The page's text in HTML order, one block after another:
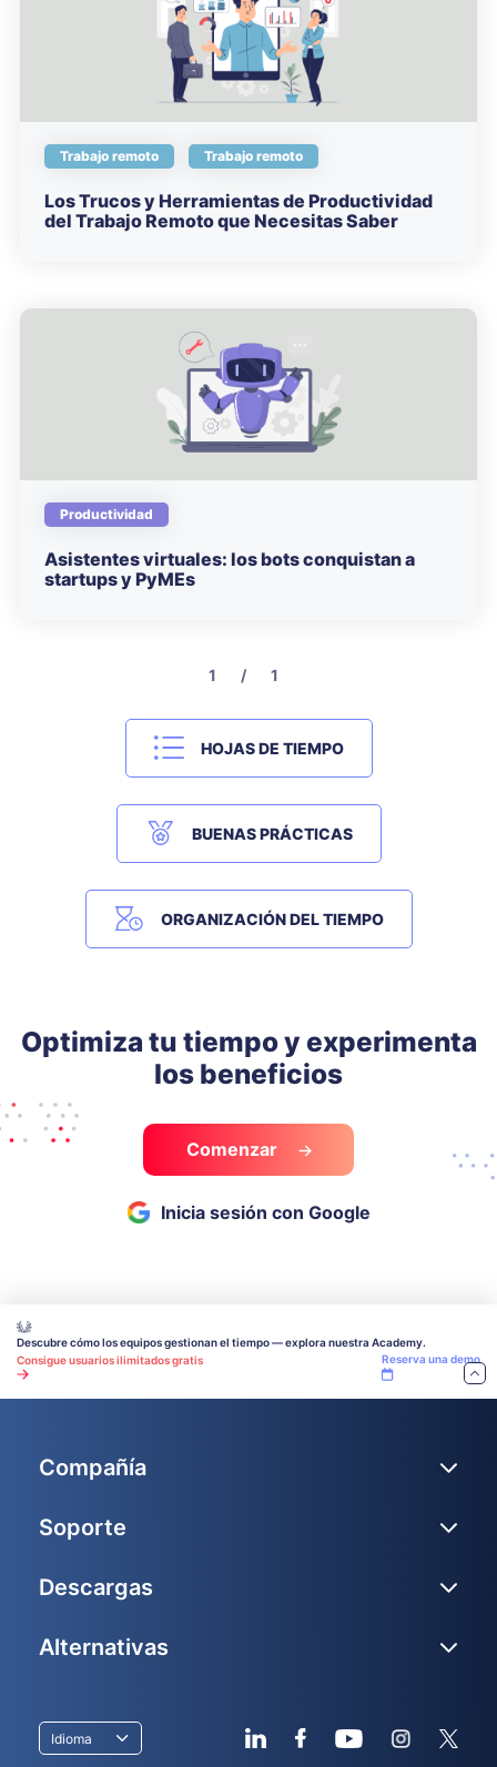
Trabajo remoto Trabajo remoto
Los Trucos y Herramientas de Productividad
del Trabajo Remoto que Necesitas Saber
Productividad
Asistentes virtuales: los bots conquistan a
startups y PyMEs
1 / 1
HOJAS DE TIEMPO
BUENAS PRÁCTICAS
ORGANIZACIÓN DEL TIEMPO
Optimiza tu tiempo y experimenta
los beneficios
Comenzar
Inicia sesión con Google
Descubre cómo los equipos gestionan el tiempo — explora nuestra Academy.
Consigue usuarios ilimitados gratis
Reserva una demo
Idioma
Compañía
Soporte
Descargas
Alternativas